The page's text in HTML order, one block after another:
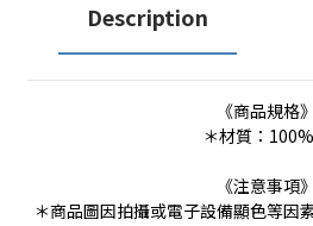
Description
《商品規格》
＊材質：
《注意事項》
＊商品圖因拍攝或電子設備顯色等因